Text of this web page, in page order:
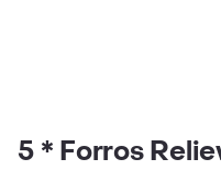
5 * Forros